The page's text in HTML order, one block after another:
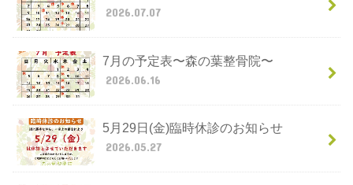
2026.07.07
7月の予定表〜森の葉整骨院〜
2026.06.16
5月29日(金)臨時休診のお知らせ
2026.05.27